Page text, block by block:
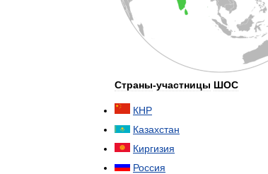
Страны-участницы ШОС
КНР
Казахстан
Киргизия
Россия